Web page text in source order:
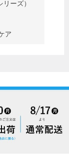
ーズ）
ア